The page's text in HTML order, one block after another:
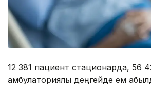
12 381 пациент стационарда, 56
амбулаториялық деңгейде ем